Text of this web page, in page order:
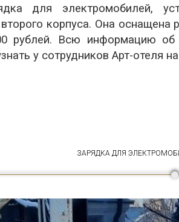
для электромобилей,
корпуса. Она
рублей. Всю информацию об
у сотрудников Арт-отеля
ЗАРЯДКА ДЛЯ